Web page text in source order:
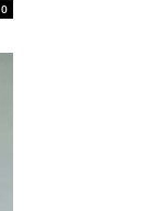
0